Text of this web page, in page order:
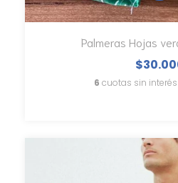
Palmeras Hojas
6 cuotas sin